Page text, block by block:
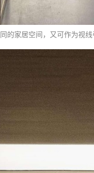
的家居空间，又可作为视